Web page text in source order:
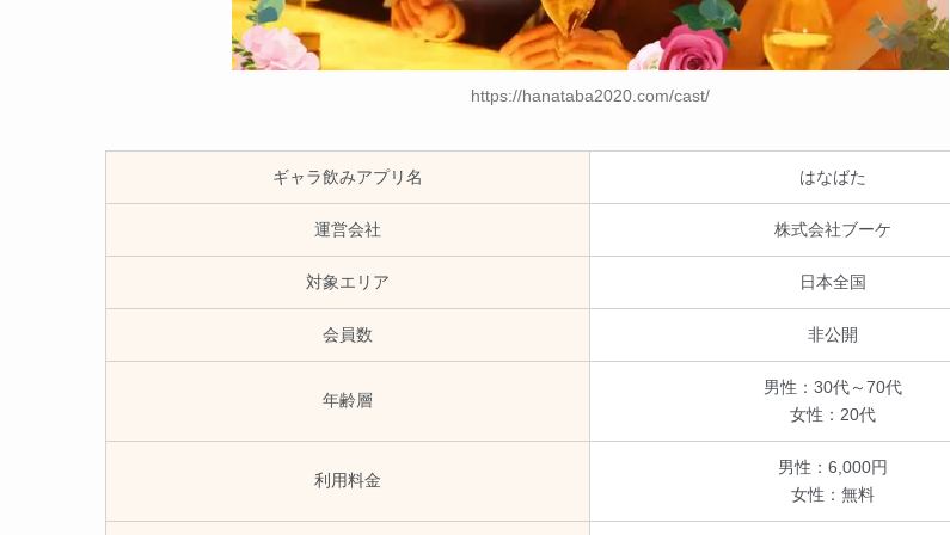
https://hanataba2020.com/cast/
ギャラ飲みアプリ名 はなばた
運営会社 株式会社ブーケ
対象エリア 日本全国
会員数 非公開
年齢層
男性：30代～70代
女性：20代
利用料金
男性：6,000円
女性：無料